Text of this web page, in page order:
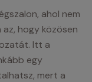
ahol nem
hogy közösen
Itt a
egy
mert a